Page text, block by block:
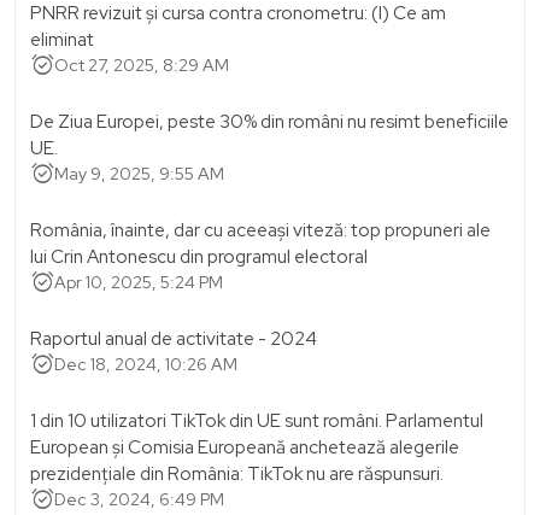
PNRR revizuit și cursa contra cronometru: (I) Ce am
eliminat
alarm_onOct 27, 2025, 8:29 AM
De Ziua Europei, peste 30% din români nu resimt beneficiile
UE.
alarm_onMay 9, 2025, 9:55 AM
România, înainte, dar cu aceeași viteză: top propuneri ale
lui Crin Antonescu din programul electoral
alarm_onApr 10, 2025, 5:24 PM
Raportul anual de activitate - 2024
alarm_onDec 18, 2024, 10:26 AM
1 din 10 utilizatori TikTok din UE sunt români. Parlamentul
European și Comisia Europeană anchetează alegerile
prezidențiale din România: TikTok nu are răspunsuri.
alarm_onDec 3, 2024, 6:49 PM